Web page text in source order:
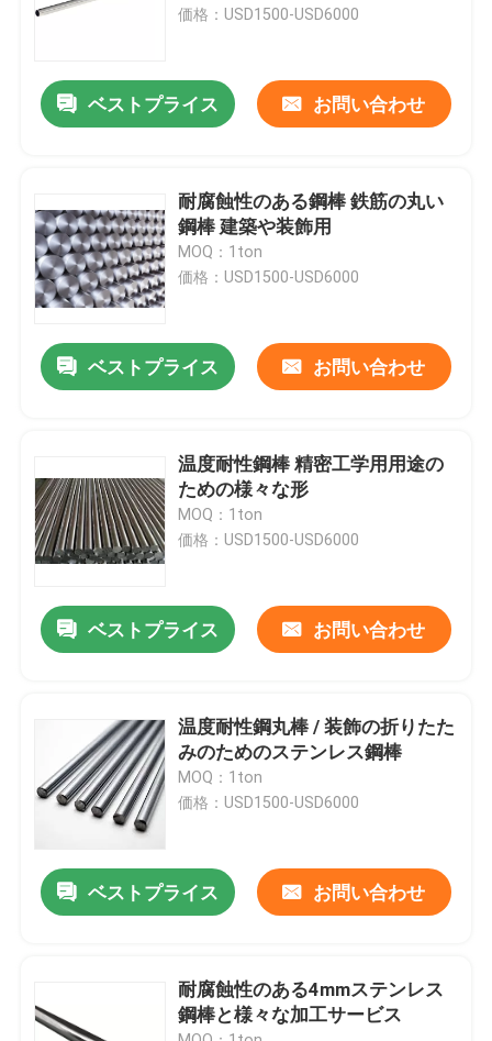
接触
製品
ステンレス鋼の薄板金
ステンレス鋼管
ステンレス鋼 シートのコイル
ステンレス鋼板板
価格：USD1500-USD6000
ベストプライス お問い合わせ
耐腐蝕性のある鋼棒 鉄筋の丸い
鋼棒 建築や装飾用
MOQ：1ton
価格：USD1500-USD6000
ベストプライス お問い合わせ
温度耐性鋼棒 精密工学用用途の
ための様々な形
MOQ：1ton
価格：USD1500-USD6000
ベストプライス お問い合わせ
温度耐性鋼丸棒 / 装飾の折りたた
みのためのステンレス鋼棒
MOQ：1ton
価格：USD1500-USD6000
ベストプライス お問い合わせ
耐腐蝕性のある4mmステンレス
鋼棒と様々な加工サービス